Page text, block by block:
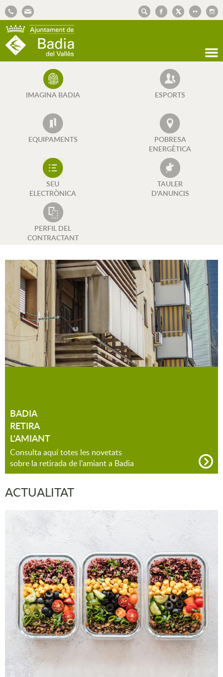
IMAGINA BADIA ESPORTS
EQUIPAMENTS
POBRESA
ENERGÈTICA
SEU
ELECTRÒNICA
TAULER
D'ANUNCIS
PERFIL DEL
CONTRACTANT
BADIA
RETIRA
L'AMIANT
Consulta aquí totes les novetats
sobre la retirada de l'amiant a Badia
ACTUALITAT